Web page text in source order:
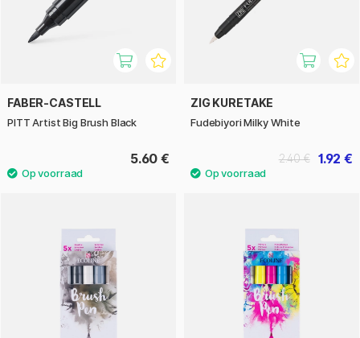
FABER-CASTELL
PITT Artist Big Brush Black
5.60 €
ZIG KURETAKE
Fudebiyori Milky White
1.92 €
2.40 €